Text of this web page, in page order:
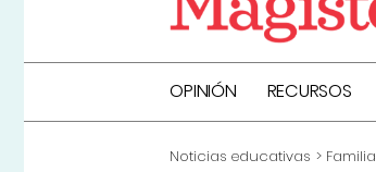
OPINIÓN RECURSOS
Noticias educativas Familia